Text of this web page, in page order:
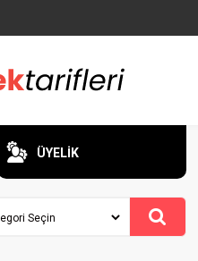
ÜYELİK